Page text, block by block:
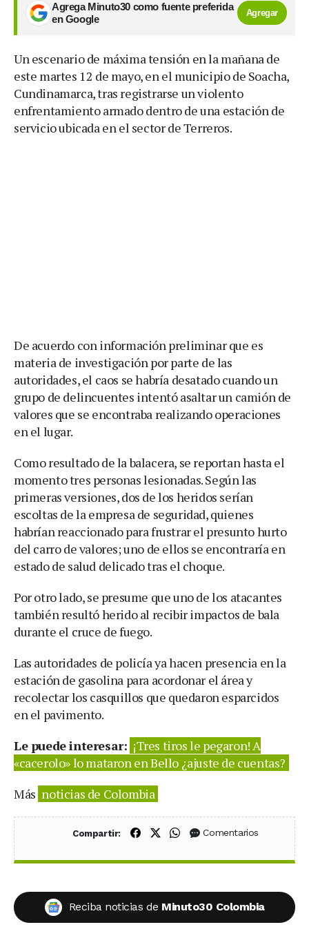
Agrega Minuto30 como fuente preferida
en Google
Agregar
Un escenario de máxima tensión en la mañana de
este martes 12 de mayo, en el municipio de Soacha,
Cundinamarca, tras registrarse un violento
enfrentamiento armado dentro de una estación de
servicio ubicada en el sector de Terreros.
De acuerdo con información preliminar que es
materia de investigación por parte de las
autoridades, el caos se habría desatado cuando un
grupo de delincuentes intentó asaltar un camión de
valores que se encontraba realizando operaciones
en el lugar.
Como resultado de la balacera, se reportan hasta el
momento tres personas lesionadas. Según las
primeras versiones, dos de los heridos serían
escoltas de la empresa de seguridad, quienes
habrían reaccionado para frustrar el presunto hurto
del carro de valores; uno de ellos se encontraría en
estado de salud delicado tras el choque.
Por otro lado, se presume que uno de los atacantes
también resultó herido al recibir impactos de bala
durante el cruce de fuego.
Las autoridades de policía ya hacen presencia en la
estación de gasolina para acordonar el área y
recolectar los casquillos que quedaron esparcidos
en el pavimento.
Le puede interesar: ¡Tres tiros le pegaron! A
«cacerolo» lo mataron en Bello ¿ajuste de cuentas?
Más noticias de Colombia
Compartir: Compartir en Facebook
Compartir en X (Twitter)
Compartir en WhatsApp
Comentarios
Reciba noticias de Minuto30 Colombia